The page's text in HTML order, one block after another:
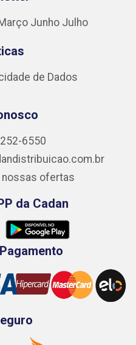
Junho Julho
de Dados
6550
nossas ofertas
da Cadan